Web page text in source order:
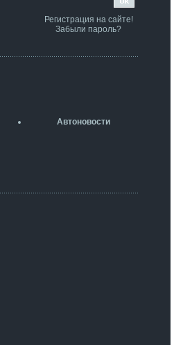
era124
7 июля 2026
разболтовка 5х114.3 спокойно
А здесь уже кладбищенская тишина...
Регистрация на сайте!
Забыли пароль?
Автоновости